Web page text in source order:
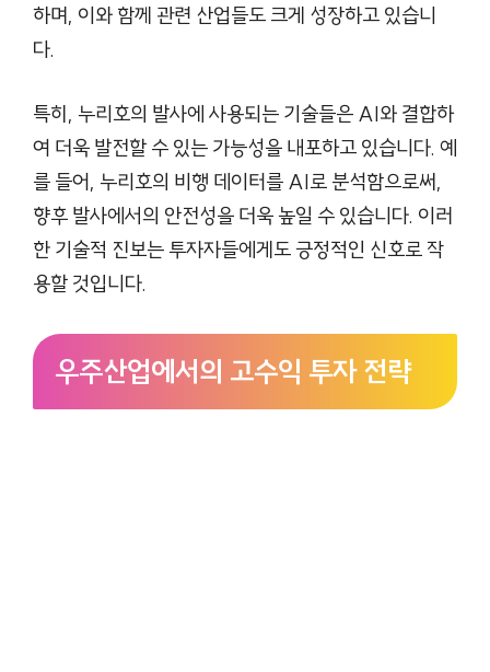
하며, 이와 함께 관련 산업들도 크게 성장하고 있습니
다.
특히, 누리호의 발사에 사용되는 기술들은 AI와 결합하
여 더욱 발전할 수 있는 가능성을 내포하고 있습니다. 예
를 들어, 누리호의 비행 데이터를 AI로 분석함으로써,
향후 발사에서의 안전성을 더욱 높일 수 있습니다. 이러
한 기술적 진보는 투자자들에게도 긍정적인 신호로 작
용할 것입니다.
우주산업에서의 고수익 투자 전략